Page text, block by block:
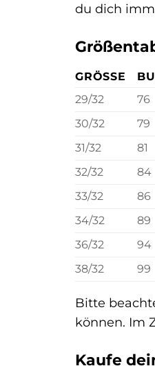
du dich
GRÖSSE
29/32
76
30/32
79
31/32
81
32/32
84
33/32
86
34/32
89
36/32
94
38/32
99
Bitte
können. Im
Kaufe